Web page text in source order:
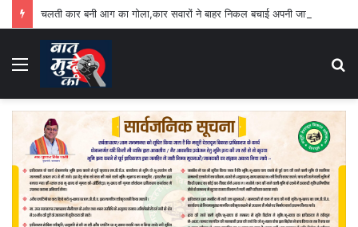
चलती कार बनी आग का गोला,कार सवारों ने बाहर निकल बचाई अपनी जान
Menu